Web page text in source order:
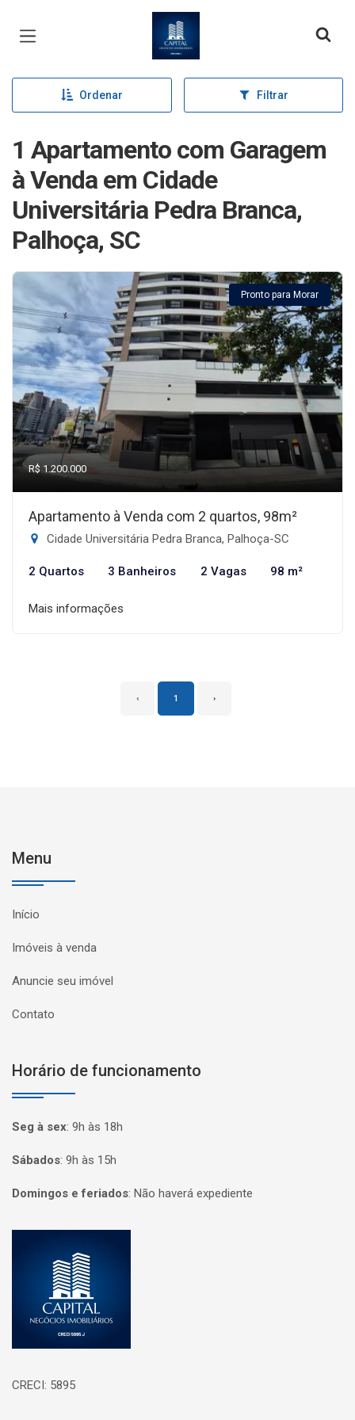
Página inicial
Ordenar Filtrar
1 Apartamento com Garagem
à Venda em Cidade
Universitária Pedra Branca,
Palhoça, SC
Pronto para Morar
R$ 1.200.000
Apartamento à Venda com 2 quartos, 98m²
Cidade Universitária Pedra Branca, Palhoça-SC
2 Quartos 3 Banheiros 2 Vagas 98 m²
Mais informações
‹ 1 ›
Menu
Início
Imóveis à venda
Anuncie seu imóvel
Contato
Horário de funcionamento
Seg à sex: 9h às 18h
Sábados: 9h às 15h
Domingos e feriados: Não haverá expediente
CRECI: 5895